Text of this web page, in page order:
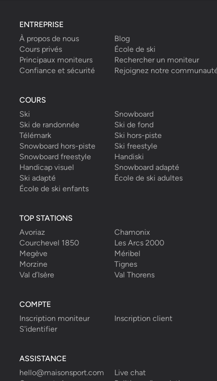
ENTREPRISE
À propos de nous
Blog
Cours privés
École de ski
Principaux moniteurs
Rechercher un moniteur
Confiance et sécurité
Rejoignez notre
COURS
Ski
Snowboard
Ski de randonnée
Ski de fond
Télémark
Ski hors-piste
Snowboard hors-piste
Ski freestyle
Snowboard freestyle
Handiski
Handicap visuel
Snowboard adapté
Ski adapté
École de ski adultes
École de ski enfants
TOP STATIONS
Avoriaz
Chamonix
Courchevel 1850
Les Arcs 2000
Megève
Méribel
Morzine
Tignes
Val d’Isère
Val Thorens
COMPTE
Inscription moniteur
Inscription client
S'identifier
ASSISTANCE
hello@maisonsport.com
Live chat